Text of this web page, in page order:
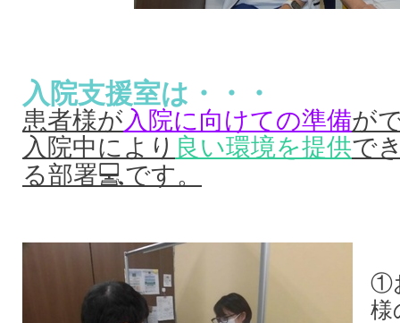
入院支援室は・・・
患者様が入院に向けての準備が
入院中により 良い環境を提供で
る部署💻です。
①
様